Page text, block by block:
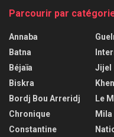
Parcourir par
Annaba
Batna
Béjaïa
Biskra
Bordj Bou Arreridj
Chronique
Constantine
Jijel
Le
Mila